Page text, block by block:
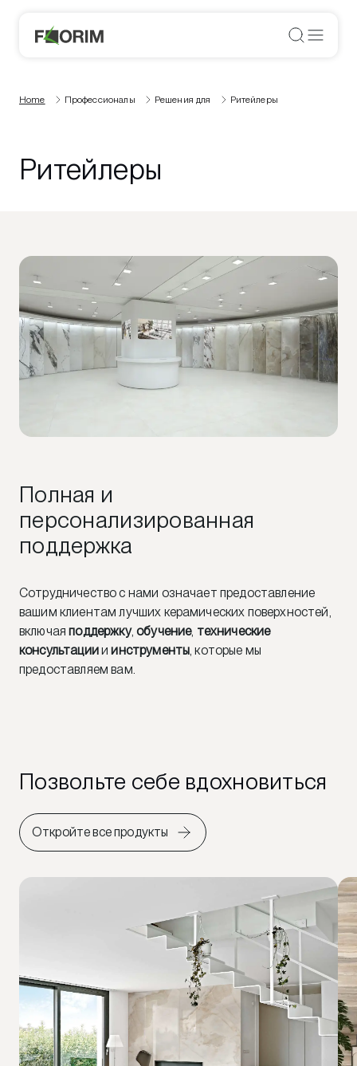
Home Профессионалы Решения для Ритейлеры
Ритейлеры
Полная и
персонализированная
поддержка
Сотрудничество с нами означает предоставление
вашим клиентам лучших керамических поверхностей,
включаяподдержку,обучение, технические
консультациииинструменты, которые мы
предоставляем вам.
Позвольте себе вдохновиться
Откройте все продукты